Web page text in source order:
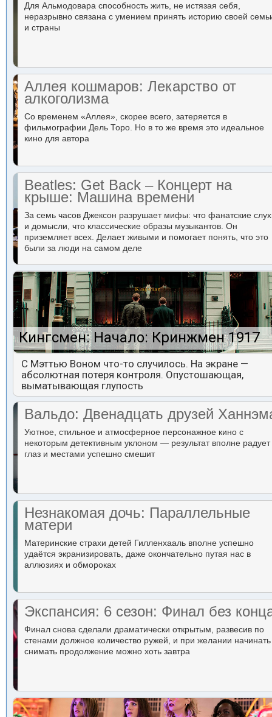
Для Альмодовара способность жить, не истязая себя,
неразрывно связана с умением принять историю своей
и страны
Аллея кошмаров: Лекарство от
алкоголизма
Со временем «Аллея», скорее всего, затеряется в
фильмографии Дель Торо. Но в то же время это идеальное
кино для автора
Beatles: Get Back – Концерт на
крыше: Машина времени
За семь часов Джексон разрушает мифы: что фанатские
и домысли, что классические образы музыкантов. Он
приземляет всех. Делает живыми и помогает понять, что это
были за люди на самом деле
Кингсмен: Начало: Кринжмен 1917
С Мэттью Воном что-то случилось. На экране —
абсолютная потеря контроля. Опустошающая,
выматывающая глупость
Вальдо: Двенадцать друзей
Уютное, стильное и атмосферное персонажное кино с
некоторым детективным уклоном — результат вполне радует
глаз и местами успешно смешит
Незнакомая дочь: Параллельные
матери
Материнские страхи детей Гилленхааль вполне успешно
удаётся экранизировать, даже окончательно путая нас в
аллюзиях и обмороках
Экспансия: 6 сезон: Финал без
Финал снова сделали драматически открытым, развесив по
стенами должное количество ружей, и при желании начинать
снимать продолжение можно хоть завтра